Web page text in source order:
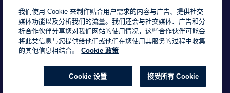
浙ICP备18015725号-2
Data Privacy Statement
Cookie Policy
条款与条件
我们使用 Cookie 来制作贴合用户需求的内容与广告、提供社交
媒体功能以及分析我们的流量。我们还会与社交媒体、广告和分
析合作伙伴分享您对我们网站的使用情况，这些合作伙伴可能会
将此类信息与您提供给他们或他们在您使用其服务的过程中收集
的其他信息相结合。
Cookie 政策
接受所有 Cookie
Cookie 设置